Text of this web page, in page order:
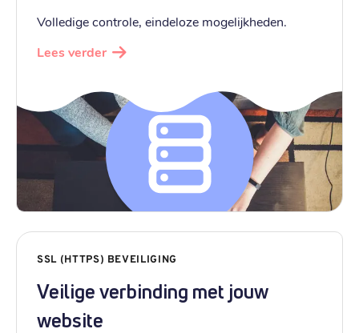
Volledige controle, eindeloze mogelijkheden.
Lees verder
SSL (HTTPS) BEVEILIGING
Veilige verbinding met jouw
website